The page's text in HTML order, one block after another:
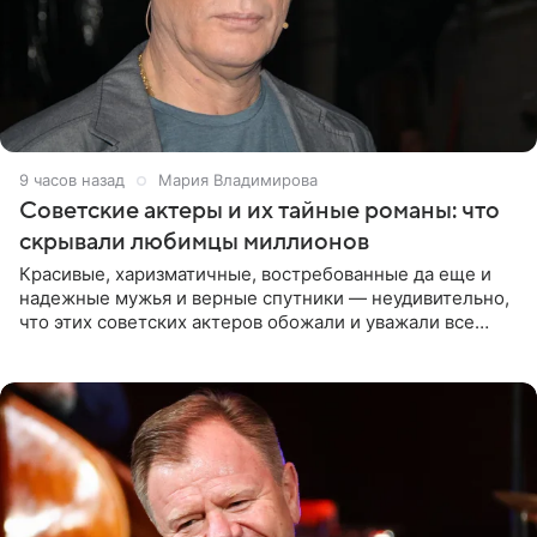
9 часов назад Мария Владимирова
Советские актеры и их тайные романы: что
скрывали любимцы миллионов
Красивые, харизматичные, востребованные да еще и
надежные мужья и верные спутники — неудивительно,
что этих советских актеров обожали и уважали все